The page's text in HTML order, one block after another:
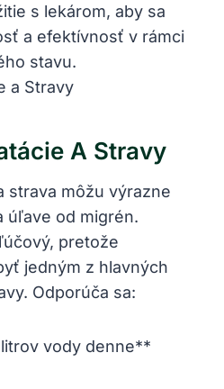
s lekárom, aby sa‌
a efektívnosť v rámci
stavu.
A Stravy
strava​ môžu výrazne
od migrén.
pretože
⁣jedným z hlavných
Odporúča sa:
vody denne**